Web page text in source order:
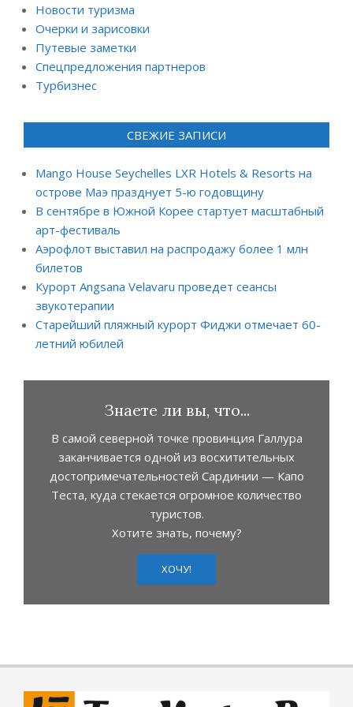
Новости туризма
Очерки и зарисовки
Путевые заметки
Спецпредложения партнеров
Турбизнес
СВЕЖИЕ ЗАПИСИ
Mango House Seychelles LXR Hotels & Resorts на
острове Маэ празднует 5-ю годовщину
В сентябре в Южной Корее стартует масштабный
арт-фестиваль
Аэрофлот выставил на распродажу более 1 млн
билетов
Курорт Angsana Velavaru проведет сеансы
звукотерапии
Старейший пляжный курорт Фиджи отмечает 60-
летний юбилей
Знаете ли вы, что...
В самой северной точке провинция Галлура
заканчивается одной из восхитительных
достопримечательностей Сардинии — Капо
Теста, куда стекается огромное количество
туристов.
Хотите знать, почему?
ХОЧУ!